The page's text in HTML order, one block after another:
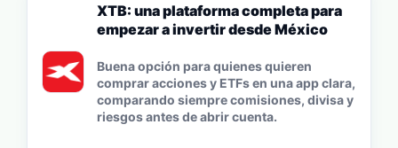
XTB: una plataforma completa para
empezar a invertir desde México
Buena opción para quienes quieren
comprar acciones y ETFs en una app clara,
comparando siempre comisiones, divisa y
riesgos antes de abrir cuenta.